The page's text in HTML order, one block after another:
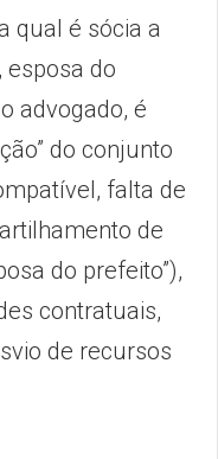
qual é sócia a
esposa do
advogado, é
do conjunto
falta de
de
do prefeito”),
contratuais,
de recursos